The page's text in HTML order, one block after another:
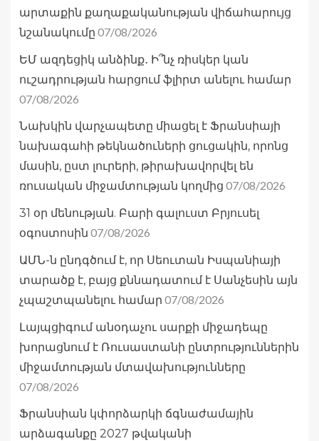
արտաքին քաղաքականության վիճահարույց
նշանակումը 07/08/2026
ԵՄ ազդեցիկ անձինք․ Ի՞նչ ռիսկեր կան
ուշադրության հարցում ֆլիրտ անելու համար
07/08/2026
Նախկին վարչապետը միացել է Ֆրանսիայի
նախագահի թեկնածուների ցուցակին, որոնց
մասին, ըստ լուրերի, թիրախավորվել են
ռուսական միջամտության կողմից 07/08/2026
31 օր մենության. Բարի գալուստ Բրյուսել
օգոստոսին 07/08/2026
ԱՄՆ-ն ընդգծում է, որ Սեուտան Իսպանիայի
տարածք է, բայց քննադատում է Սանչեսին այն
չպաշտպանելու համար 07/08/2026
Լայպցիգում անօդաչու սարքի միջադեպը
խորացնում է Ռուսաստանի ընտրություններին
միջամտության մտավախությունները
07/08/2026
Ֆրանսիան կփորձարկի ճգնաժամային
արձագանքը 2027 թվականի